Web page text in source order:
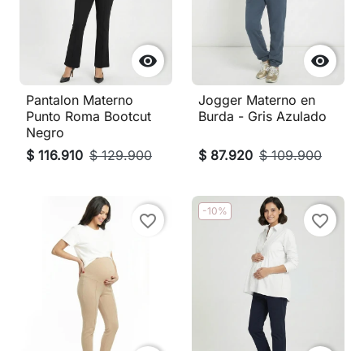

Pantalon Materno
Punto Roma Bootcut
Negro
$ 116.910 $ 129.900

Jogger Materno en
Burda - Gris Azulado
$ 87.920 $ 109.900
favorite_border
-10%
favorite_border